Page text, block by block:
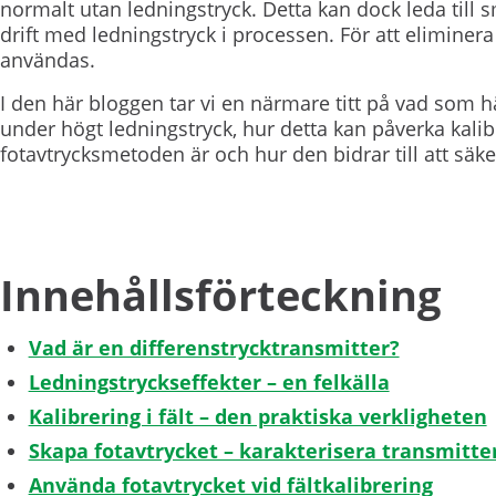
normalt utan ledningstryck. Detta kan dock leda till
drift med ledningstryck i processen. För att
användas.
I den här bloggen tar vi en närmare titt på vad som
under högt ledningstryck, hur detta kan påverka
fotavtrycksmetoden är och hur den bidrar till att
Innehållsförteckning
Vad är en differenstrycktransmitter?
Ledningstryckseffekter – en felkälla
Kalibrering i fält – den praktiska verkligheten
Skapa fotavtrycket – karakterisera
Använda fotavtrycket vid fältkalibrering